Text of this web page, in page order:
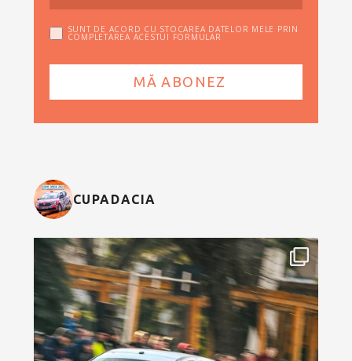
SUNT DE ACORD CU STOCAREA DATELOR MELE PRIN
COMPLETAREA ACESTUI FORMULAR
CUPADACIA